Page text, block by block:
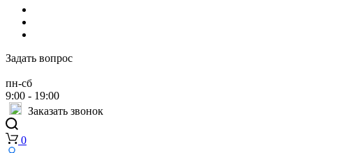
Задать вопрос
пн-сб
9:00 - 19:00
Заказать звонок
0